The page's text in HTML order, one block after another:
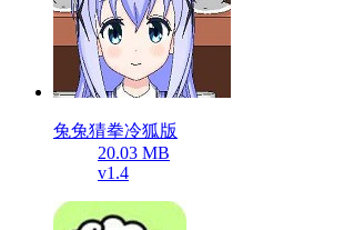
兔兔猜拳冷狐版
20.03 MB
v1.4